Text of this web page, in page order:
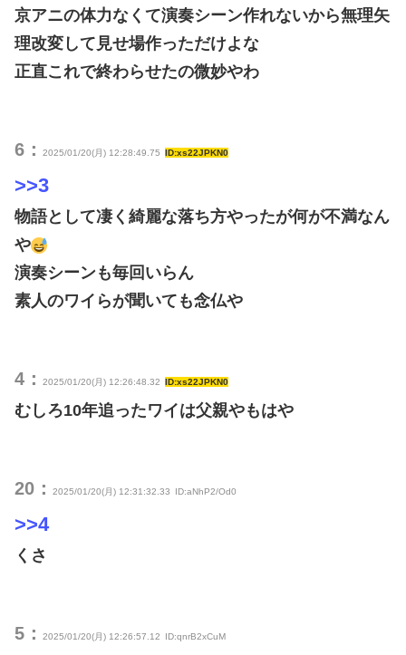
京アニの体力なくて演奏シーン作れないから無理矢
理改変して見せ場作っただけよな
正直これで終わらせたの微妙やわ
6： 2025/01/20(月) 12:28:49.75 ID:xs22JPKN0
>>3
物語として凄く綺麗な落ち方やったが何が不満なん
や
演奏シーンも毎回いらん
素人のワイらが聞いても念仏や
4： 2025/01/20(月) 12:26:48.32 ID:xs22JPKN0
むしろ10年追ったワイは父親やもはや
20： 2025/01/20(月) 12:31:32.33 ID:aNhP2/Od0
>>4
くさ
5： 2025/01/20(月) 12:26:57.12 ID:qnrB2xCuM